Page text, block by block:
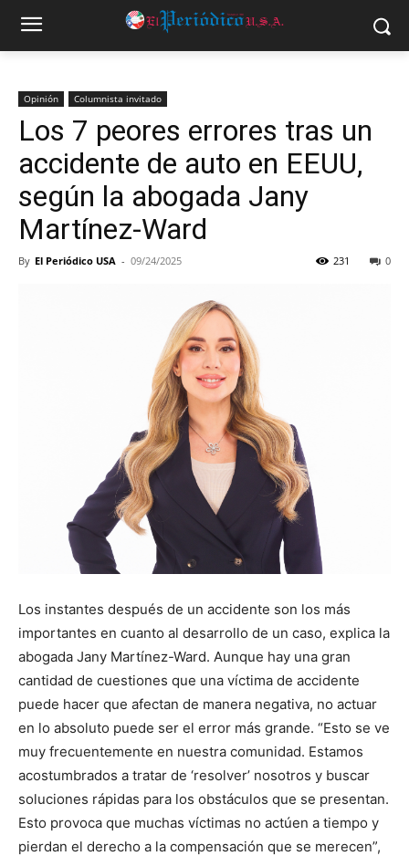
Opinión Columnista invitado
Los 7 peores errores tras un
accidente de auto en EEUU,
según la abogada Jany
Martínez-Ward
By El Periódico USA - 09/24/2025 0
231
Los instantes después de un accidente son los más
importantes en cuanto al desarrollo de un caso, explica la
abogada Jany Martínez-Ward. Aunque hay una gran
cantidad de cuestiones que una víctima de accidente
puede hacer que afectan de manera negativa, no actuar
en lo absoluto puede ser el error más grande. “Esto se ve
muy frecuentemente en nuestra comunidad. Estamos
acostumbrados a tratar de ‘resolver’ nosotros y buscar
soluciones rápidas para los obstáculos que se presentan.
Esto provoca que muchas víctimas no actúen a tiempo y
pierdan el derecho a la compensación que se merecen”,